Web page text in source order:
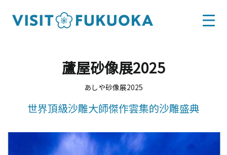
蘆屋砂像展2025
あしや砂像展2025
世界頂級沙雕大師傑作雲集的沙雕盛典